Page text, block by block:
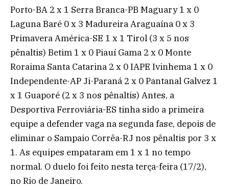
Porto-BA 2 x 1 Serra Branca-PB Maguary 1 x 0
Laguna Baré 0 x 3 Madureira Araguaína 0 x 3
Primavera América-SE 1 x 1 Tirol (3 x 5 nos
pênaltis) Betim 1 x 0 Piauí Gama 2 x 0 Monte
Roraima Santa Catarina 2 x 0 IAPE Ivinhema 1 x 0
Independente-AP Ji-Paraná 2 x 0 Pantanal Galvez 1
x 1 Guaporé (2 x 3 nos pênaltis) Antes, a
Desportiva Ferroviária-ES tinha sido a primeira
equipe a defender vaga na segunda fase, depois de
eliminar o Sampaio Corrêa-RJ nos pênaltis por 3 x
1. As equipes empataram em 1 x 1 no tempo
normal. O duelo foi feito nesta terça-feira (17/2),
no Rio de Janeiro.